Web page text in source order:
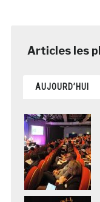
AUJOURD’HUI